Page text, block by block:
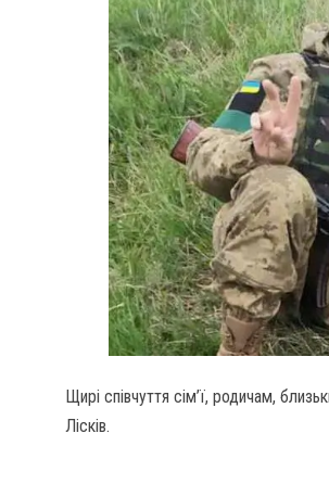
Щирі співчуття сім’ї, родичам,
Лісків.